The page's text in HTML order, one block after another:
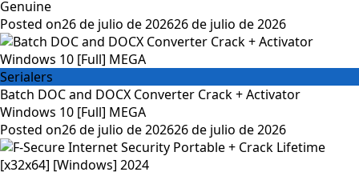
Genuine
Posted on26 de julio de 202626 de julio de 2026
Serialers
Batch DOC and DOCX Converter Crack + Activator
Windows 10 [Full] MEGA
Posted on26 de julio de 202626 de julio de 2026